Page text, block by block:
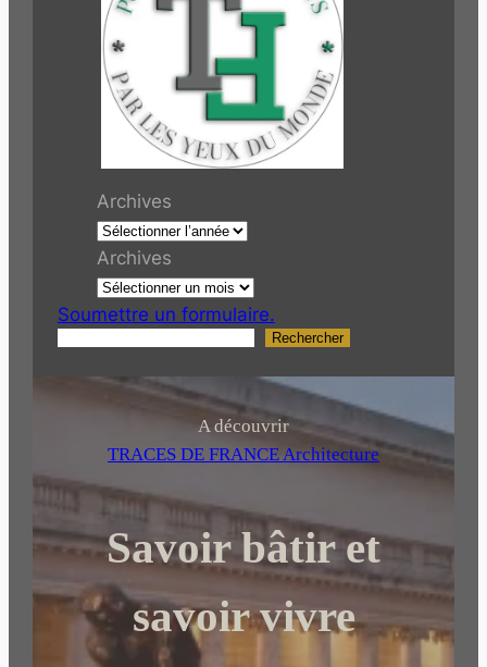
Archives
Archives
Soumettre un formulaire.
r
c
h
r
Rechercher
A découvrir
TRACES DE FRANCE Architecture
Savoir bâtir et
savoir vivre